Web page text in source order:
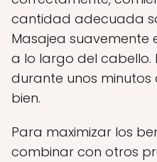
cantidad adecuada
Masajea suavemente
a lo largo del cabello.
durante unos
bien.
Para maximizar los
combinar con otros